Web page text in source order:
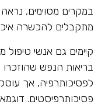
במקרים מסוימים,
מתקבלים להכשרה
קיימים גם אנשי
בריאות הנפש שהוזכרו
לפסיכותרפיה, אך
פסיכותרפיסטים.